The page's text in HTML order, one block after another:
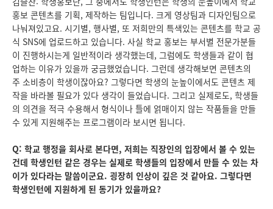
홍보 콘텐츠를 기획, 제작하는 팀입니다. 크게 영상팀과 디자인팀으로
나눠져있고요. 시기별, 행사별, 또 저희만의 특색있는 콘텐츠를 학교 공
식 SNS에 업로드하고 있습니다. 사실 학교 홍보는 부서별 전문가분들
이 진행하시는게 일반적이라 생각했는데, 그럼에도 학생들과 같이 협
업하는 이유가 있을까 궁금했었습니다. 그런데 생각해보면 콘텐츠의
주 소비층이 학생이잖아요? 그렇다면 학생의 눈높이에서도 콘텐츠 제
작을 바라볼 필요가 있다 생각이 들었습니다. 그리고 실제로도, 학생들
의 의견을 적극 수용해서 형식이나 틀에 얽매이지 않는 작품들을 만들
수 있게 지원해주는 프로그램이라 보시면 됩니다.
Q: 학교 행정을 회사로 본다면, 저희는 직장인의 입장에서 볼 수 있는
건데 학생인턴 같은 경우는 실제로 학생들의 입장에서 만들 수 있는 차
이가 있다라는 말씀이군요. 굉장히 인상이 깊은 것 같아요. 그렇다면
학생인턴에 지원하게 된 동기가 있을까요?